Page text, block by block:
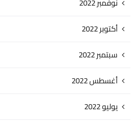
أكتوبر 2022
سبتمبر 2022
أغسطس 2022
يوليو 2022